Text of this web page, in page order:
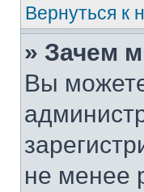
Вернуться к
» Зачем
Вы можете
не менее